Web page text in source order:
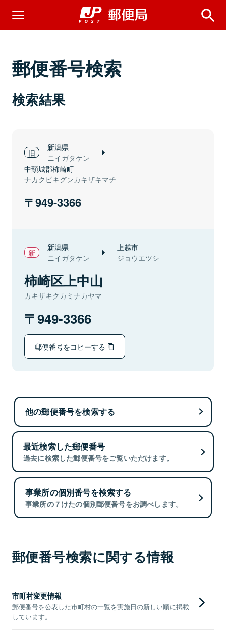
郵便番号検索
検索結果
新潟県
ニイガタケン
中頸城郡柿崎町
ナカクビキグンカキザキマチ
949-3366
新潟県
ニイガタケン
上越市
ジョウエツシ
柿崎区上中山
カキザキクカミナカヤマ
949-3366
郵便番号をコピーする
他の郵便番号を検索する
最近検索した郵便番号
過去に検索した郵便番号をご覧いただけます。
事業所の個別番号を検索する
事業所の７けたの個別郵便番号をお調べします。
郵便番号検索に関する情報
市町村変更情報
郵便番号を公表した市町村の一覧を実施日の新しい順に掲載
しています。